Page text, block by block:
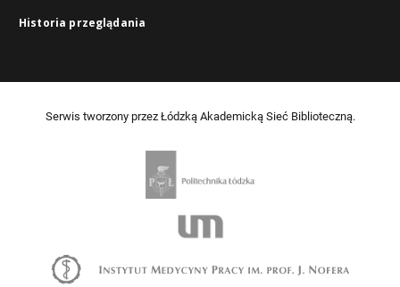
Historia przeglądania
Serwis tworzony przez Łódzką Akademicką Sieć Biblioteczną.